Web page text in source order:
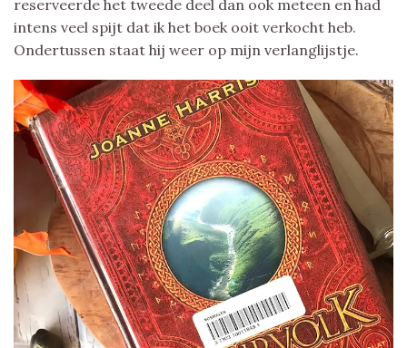
reserveerde het tweede deel dan ook meteen en had
intens veel spijt dat ik het boek ooit verkocht heb.
Ondertussen staat hij weer op mijn verlanglijstje.